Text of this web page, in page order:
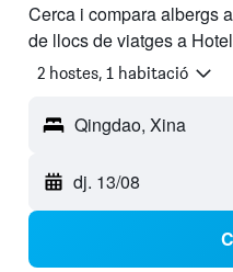
Cerca i compara albergs
de llocs de viatges a
2 hostes, 1 habitació
Qingdao, Xina
dj. 13/08